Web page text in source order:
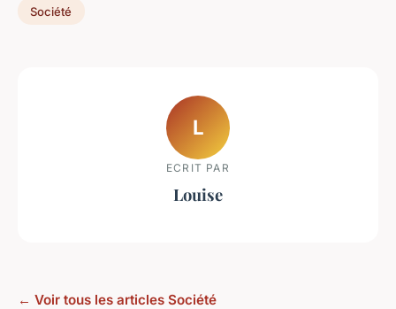
Société
L
ECRIT PAR
Louise
← Voir tous les articles Société